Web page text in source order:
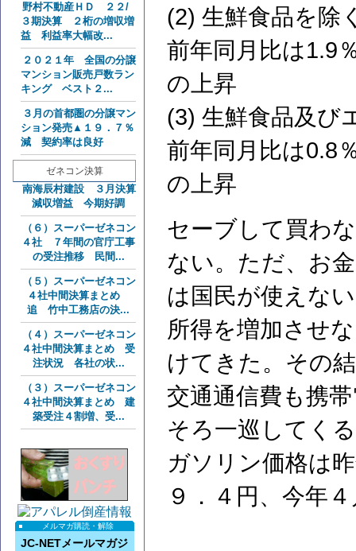
野村不動産ＨＤ ２２/
３期決算 ２桁の増収増
益 利益率大幅改...
２０２１年 全国の分譲
マンション販売戸数ラン
キング ベスト２...
３月の首都圏の分譲マン
ション発売▲１９．７％
減 契約率は良好
ゼネコン決算
南海辰村建設 ３月決算
減収増益 今期好調
（６）スーパーゼネコン
４社 ７年間の官庁工事
の受注推移 民間...
（５）スーパーゼネコン
４社中間決算まとめ
追 竹中工務店の決...
（４）スーパーゼネコン
４社中間決算まとめ 受
注状況 各社の状...
（３）スーパーゼネコン
４社中間決算まとめ 建
築受注４割増、受...
メルマガ購読・解除
JC-NETメールマガジ
(2) 生鮮食品を除
前年同月比は1.9
の上昇
(3) 生鮮食品及び
前年同月比は0.8
の上昇
セーブして買わ
ない。ただ、お
は国民が使えな
所得を増加させ
けてきた。その
交通通信費も携
そろ一巡してく
ガソリン価格は
９．４円、今年